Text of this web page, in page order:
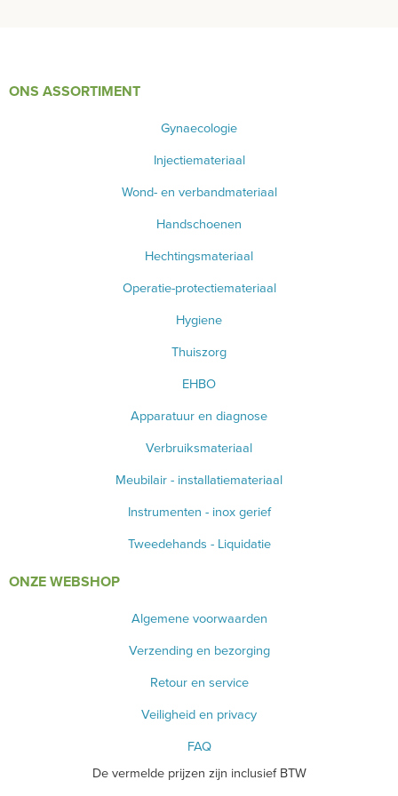
UROLOGIE - SONDE - AFZUIGING
FLESSEN - ZALFPOTTEN - BEKERS
BENODIGDHEDEN ECHOGRAFIE
TWEEDEHANDS - LIQUIDATIE
PRODUCT NIET GEVONDEN?
ONS ASSORTIMENT
Gynaecologie
Injectiemateriaal
Wond- en verbandmateriaal
Handschoenen
Hechtingsmateriaal
Operatie-protectiemateriaal
Hygiene
Thuiszorg
EHBO
Apparatuur en diagnose
Verbruiksmateriaal
Meubilair - installatiemateriaal
Instrumenten - inox gerief
Tweedehands - Liquidatie
ONZE WEBSHOP
Algemene voorwaarden
Verzending en bezorging
Retour en service
Veiligheid en privacy
FAQ
De vermelde prijzen zijn inclusief BTW